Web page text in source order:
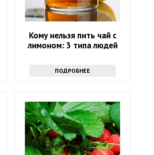
Кому нельзя пить чай с
лимоном: 3 типа людей
ПОДРОБНЕЕ